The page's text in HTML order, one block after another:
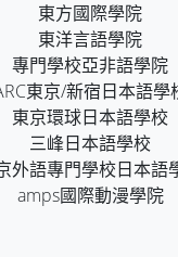
東方國際學院
東洋言語學院
專門學校亞非語學院
東京/新宿日本語學
東京環球日本語學校
三峰日本語學校
外語專門學校日本語
amps國際動漫學院